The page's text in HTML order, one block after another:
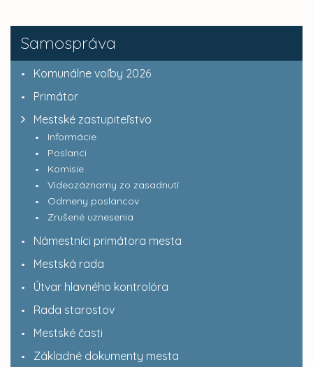
Samospráva
Komunálne voľby 2026
Primátor
Mestské zastupiteľstvo
Informácie
Poslanci
Komisie
Videozáznamy zo zasadnutí
Odmeny poslancov
Zrušené uznesenia
Námestníci primátora mesta
Mestská rada
Útvar hlavného kontrolóra
Rada starostov
Mestské časti
Základné dokumenty mesta